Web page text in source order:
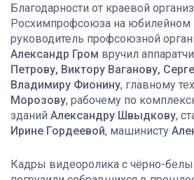
Благодарности от краевой
Росхимпрофсоюза на юбилейном
руководитель профсоюзной
Александр Гром вручил
Петрову, Виктору Ваганову,
Владимиру Фионину, главному
Морозову, рабочему по
зданий Александру Швыдкову,
Ирине Гордеевой, машинисту
Кадры видеоролика с чёрно-